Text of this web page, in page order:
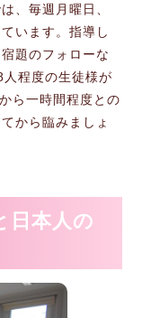
、毎週月曜日、
います。指導し
題のフォローな
程度の生徒様が
ら一時間程度との
から臨みましょ
本人の